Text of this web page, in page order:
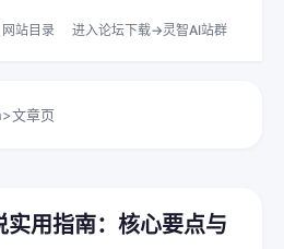
网站目录 进入论坛下载->灵智AI站群
>文章页
实用指南：核心要点与